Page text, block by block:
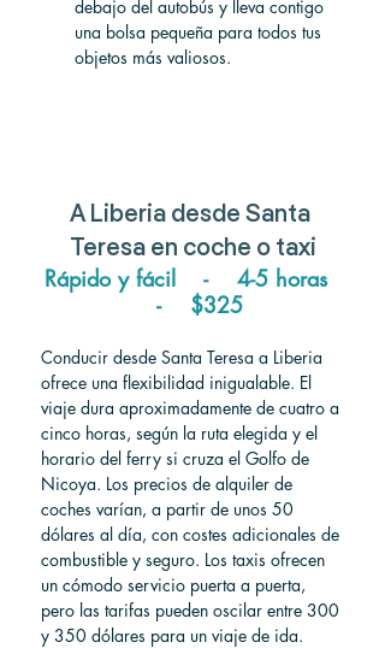
debajo del autobús y lleva contigo
una bolsa pequeña para todos tus
objetos más valiosos.
A Liberia desde Santa
Teresa en coche o taxi
Rápido y fácil    -    4-5 horas
  -    $325
Conducir desde Santa Teresa a Liberia
ofrece una flexibilidad inigualable. El
viaje dura aproximadamente de cuatro a
cinco horas, según la ruta elegida y el
horario del ferry si cruza el Golfo de
Nicoya. Los precios de alquiler de
coches varían, a partir de unos 50
dólares al día, con costes adicionales de
combustible y seguro. Los taxis ofrecen
un cómodo servicio puerta a puerta,
pero las tarifas pueden oscilar entre 300
y 350 dólares para un viaje de ida.